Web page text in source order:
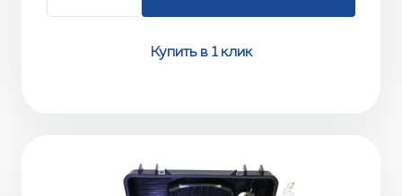
Купить в 1 клик